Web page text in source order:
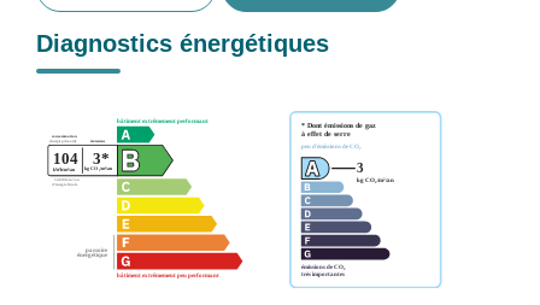
Diagnostics énergétiques